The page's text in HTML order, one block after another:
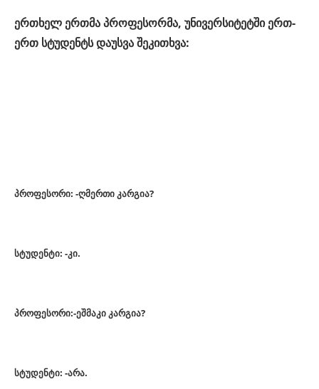
ერთხელ ერთმა პროფესორმა, უნივერსიტეტში ერთ-
ერთ სტუდენტს დაუსვა შეკითხვა:
პროფესორი: -ღმერთი კარგია?
სტუდენტი: -კი.
პროფესორი:-ეშმაკი კარგია?
სტუდენტი: -არა.